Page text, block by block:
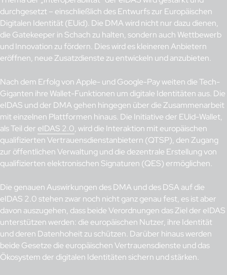
durchgesetzt – einschließlich des Entwurfs zur Europäischen
Digitalen Identität (EUid). Die DMA wird nicht nur dazu dienen,
die Gatekeeper in Schach zu halten, sondern auch Wettbewerb
und Innovation zu fördern. Dies wird es kleineren Anbietern
eröffnen, neue Zusatzdienste zu entwickeln und anzubieten.
Nach dem Erfolg von Apple- und Google-Pay weiten die Tech-
Giganten ihre Wallet-Funktionen um digitale Identitäten aus. Die
eIDAS und der DMA gehen hingegen über die Zusammenarbeit
mit einzelnen Plattformen hinaus. Die Initiative der EUid-Wallet,
als Teil der eIDAS 2.0, wird die Interaktion mit europäischen
qualifizierten Vertrauensdienstanbietern (QTSP), den Zugang
zur öffentlichen Verwaltung und die dezentrale Erstellung von
qualifizierten elektronischen Signaturen (QES) ermöglichen.
Die genauen Auswirkungen des DMA und des DSA auf die
eIDAS 2.0 stehen zwar noch nicht ganz genau fest, es ist aber
davon auszugehen, dass beide Verordnungen das Ziel der eIDAS
unterstützen werden: die europäischen Nutzer, ihre Identität
und deren Datenhoheit zu schützen. Darüber hinaus werden
beide Gesetze die europäischen Vertrauensdienste und das
Ökosystem der digitalen Identitäten sichern und stärken.